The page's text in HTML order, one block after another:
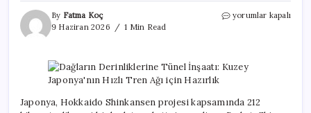
By Fatma Koç
9 Haziran 2026
1 Min Read
Dağların
Japonya’nın
Tren
Ağı
yorumlar kapalı
Japonya, Hokkaido Shinkansen projesi kapsamında 212